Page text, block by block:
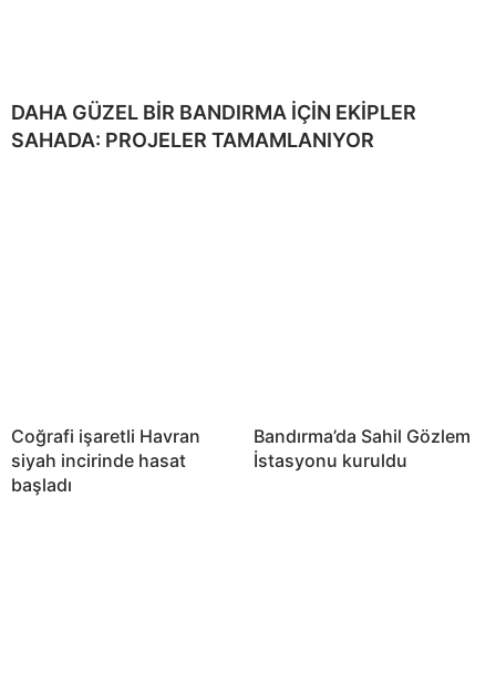
DAHA GÜZEL BİR BANDIRMA İÇİN EKİPLER
SAHADA: PROJELER TAMAMLANIYOR
Coğrafi işaretli Havran
siyah incirinde hasat
başladı
Bandırma’da Sahil Gözlem
İstasyonu kuruldu